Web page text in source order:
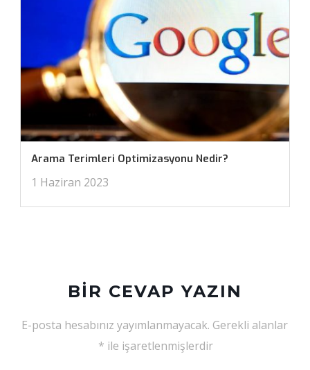
Arama Terimleri Optimizasyonu Nedir?
1 Haziran 2023
BIR CEVAP YAZIN
E-posta hesabınız yayımlanmayacak. Gerekli alanlar
* ile işaretlenmişlerdir